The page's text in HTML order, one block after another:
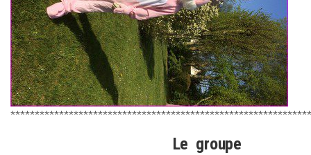
Le groupe